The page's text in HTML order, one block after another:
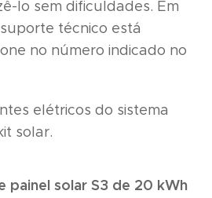
lo sem dificuldades. Em
técnico está
no número indicado no
elétricos do sistema
solar.
painel solar S3 de 20 kWh